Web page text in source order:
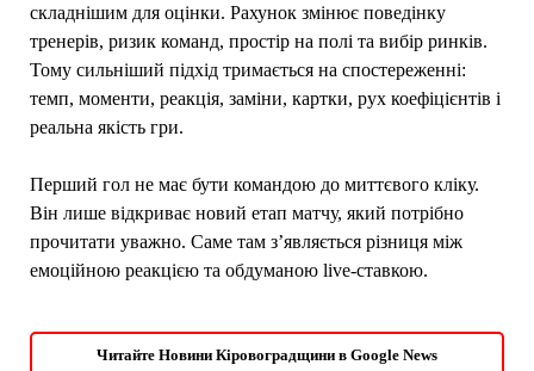
складнішим для оцінки. Рахунок змінює поведінку
тренерів, ризик команд, простір на полі та вибір ринків.
Тому сильніший підхід тримається на спостереженні:
темп, моменти, реакція, заміни, картки, рух коефіцієнтів і
реальна якість гри.
Перший гол не має бути командою до миттєвого кліку.
Він лише відкриває новий етап матчу, який потрібно
прочитати уважно. Саме там з’являється різниця між
емоційною реакцією та обдуманою live-ставкою.
Читайте Новини Кіровоградщини в Google News